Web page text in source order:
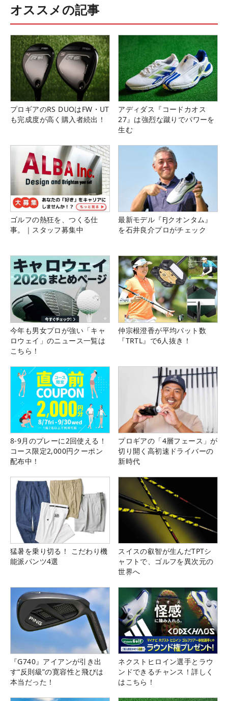
オススメの記事
プロギアのRS DUOはFW・UT
も完成度が高く購入者続出！
アディダス『コードカオス
27』は強烈な蹴りでパワーを
生む
ゴルフの熱狂を、つくる仕
事。｜スタッフ募集中
最新モデル『FJクオンタム』
を石井良介プロがチェック
今年も男女プロが強い「キャ
ロウェイ」のニュース一覧は
こちら！
仲宗根澄香が平均パット数
『TRTL』で6人抜き！
8-9月のプレーに2回使える！
コース限定2,000円クーポン
配布中！
プロギアの「4層フェース」が
切り開く高初速ドライバーの
新時代
猛暑を乗り切る！ こだわり機
能派パンツ4選
スイスの叡智が生んだTPTシ
ャフトで、ゴルフを異次元の
世界へ
『G740』アイアンが引き出
す“反則級”の寛容性と飛びは
本当だった！
ネクストヒロイン選手とラウ
ンドできるチャンス！詳しく
はこちら！